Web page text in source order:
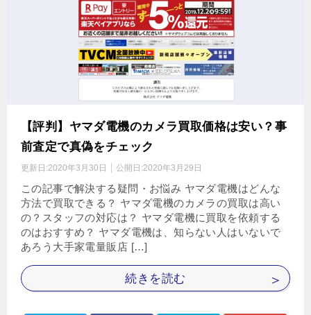
【評判】ヤマダ電機のカメラ買取価格は安い？事
前査定で真偽をチェック
更新日:2020年3月30日 公開日:2020年3月29日
この記事で解決する疑問・お悩み ヤマダ電機はどんな
方法で買取できる？ ヤマダ電機のカメラの買取は高い
の？スタッフの対応は？ ヤマダ電機に買取を依頼する
のはおすすめ？ ヤマダ電機は、知らない人はいないで
あろう大手家電量販店 […]
続きを読む